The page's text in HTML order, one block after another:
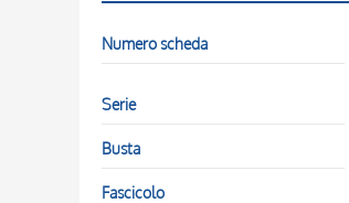
Numero scheda
Serie
Busta
Fascicolo